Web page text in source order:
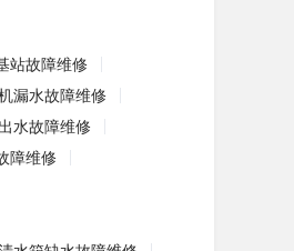
站故障维修
漏水故障维修
水故障维修
障维修